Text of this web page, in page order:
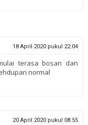
18 April 2020 pukul 22.04
terasa bosan dan
normal
20 April 2020 pukul 08.55